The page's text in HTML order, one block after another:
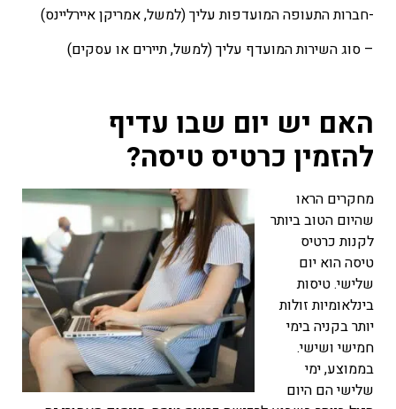
-חברות התעופה המועדפות עליך (למשל, אמריקן איירליינס)
– סוג השירות המועדף עליך (למשל, תיירים או עסקים)
האם יש יום שבו עדיף
להזמין כרטיס טיסה?
מחקרים הראו
שהיום הטוב ביותר
לקנות כרטיס
טיסה הוא יום
שלישי. טיסות
בינלאומיות זולות
יותר בקניה בימי
חמישי ושישי.
בממוצע, ימי
שלישי הם היום